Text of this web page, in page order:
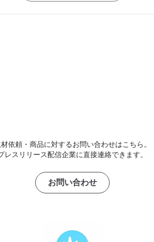
依頼・商品に対するお問い合わせはこちら。
レスリリース配信企業に直接連絡できます。
お問い合わせ